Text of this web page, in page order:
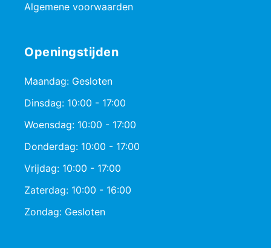
Algemene voorwaarden
Openingstijden
Maandag: Gesloten
Dinsdag: 10:00 - 17:00
Woensdag: 10:00 - 17:00
Donderdag: 10:00 - 17:00
Vrijdag: 10:00 - 17:00
Zaterdag: 10:00 - 16:00
Zondag: Gesloten